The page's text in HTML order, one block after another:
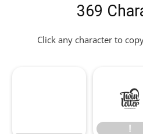
369
Click any character to
!
!